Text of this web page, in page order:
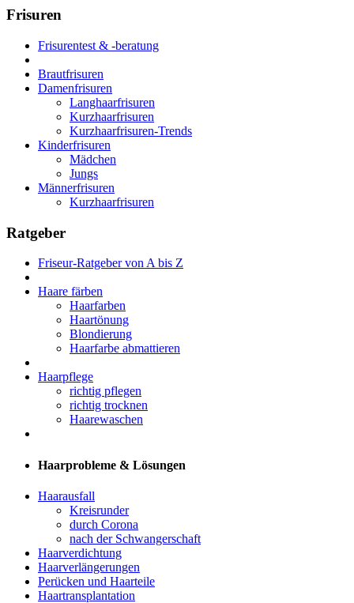
Frisuren
Frisurentest & -beratung
Brautfrisuren
Damenfrisuren
Langhaarfrisuren
Kurzhaarfrisuren
Kurzhaarfrisuren-Trends
Kinderfrisuren
Mädchen
Jungs
Männerfrisuren
Kurzhaarfrisuren
Ratgeber
Friseur-Ratgeber von A bis Z
Haare färben
Haarfarben
Haartönung
Blondierung
Haarfarbe abmattieren
Haarpflege
richtig pflegen
richtig trocknen
Haarewaschen
Haarprobleme & Lösungen
Haarausfall
Kreisrunder
durch Corona
nach der Schwangerschaft
Haarverdichtung
Haarverlängerungen
Perücken und Haarteile
Haartransplantation